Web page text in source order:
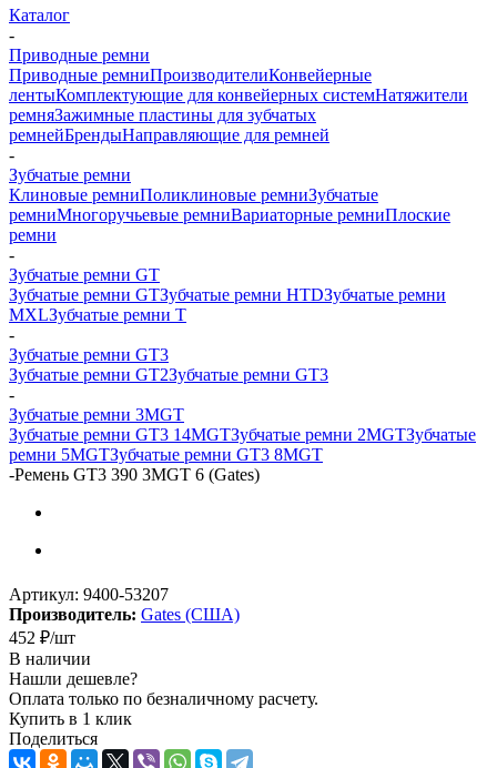
Каталог
-
Приводные ремни
Приводные ремниПроизводителиКонвейерные
лентыКомплектующие для конвейерных системНатяжители
ремняЗажимные пластины для зубчатых
ремнейБрендыНаправляющие для ремней
-
Зубчатые ремни
Клиновые ремниПоликлиновые ремниЗубчатые
ремниМногоручьевые ремниВариаторные ремниПлоские
ремни
-
Зубчатые ремни GT
Зубчатые ремни GTЗубчатые ремни HTDЗубчатые ремни
MXLЗубчатые ремни Т
-
Зубчатые ремни GT3
Зубчатые ремни GT2Зубчатые ремни GT3
-
Зубчатые ремни 3MGT
Зубчатые ремни GT3 14MGTЗубчатые ремни 2MGTЗубчатые
ремни 5MGTЗубчатые ремни GT3 8MGT
-Ремень GT3 390 3MGT 6 (Gates)
Артикул: 9400-53207
Производитель: Gates (США)
452 ₽/шт
В наличии
Нашли дешевле?
Оплата только по безналичному расчету.
Купить в 1 клик
Поделиться